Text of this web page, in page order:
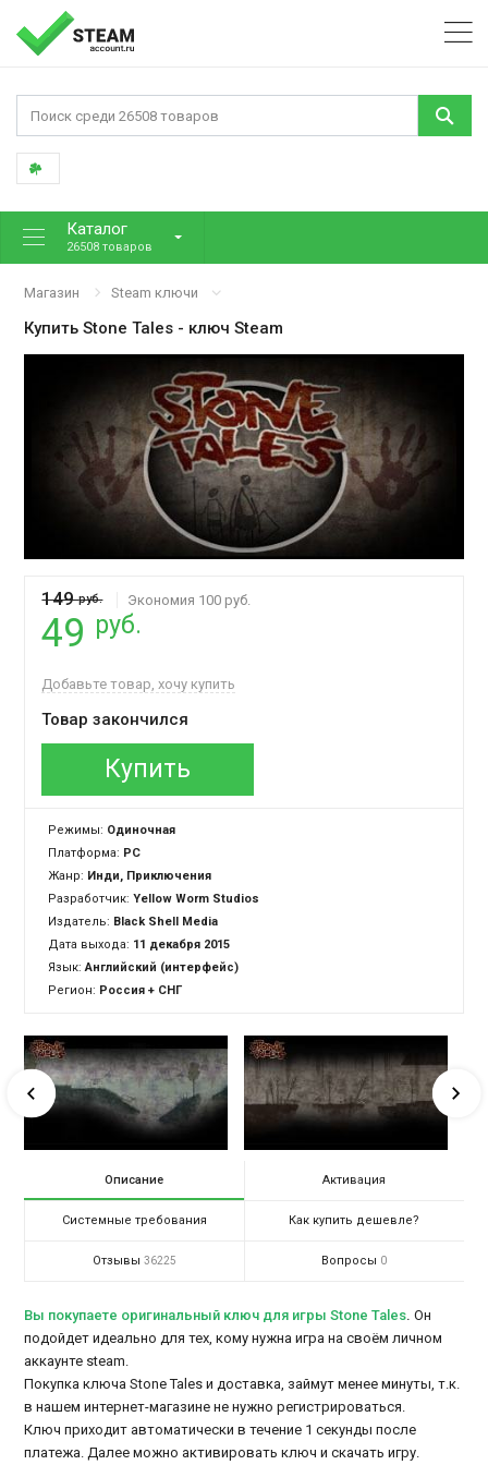
Каталог
26508 товаров
Магазин Steam ключи
КупитьStone Tales - ключ Steam
149руб. Экономия 100 руб.
49 руб.
Добавьте товар, хочу купить
Товар закончился
Купить
Режимы: Одиночная
Платформа: PC
Жанр: Инди, Приключения
Разработчик:Yellow Worm Studios
Издатель: Black Shell Media
Дата выхода: 11 декабря 2015
Язык:Английский (интерфейс)
Регион: Россия + СНГ
Описание Активация
Системные требования Как купить дешевле?
Отзывы 36225 Вопросы 0
Вы покупаете оригинальный ключ для игры Stone Tales. Он
подойдет идеально для тех, кому нужна игра на своём личном
аккаунте steam.
Покупка ключа Stone Tales и доставка, займут менее минуты, т.к.
в нашем интернет-магазине не нужно регистрироваться.
Ключ приходит автоматически в течение 1 секунды после
платежа. Далее можно активировать ключ и скачать игру.